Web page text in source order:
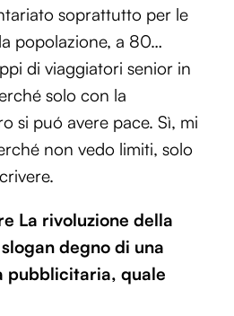
contenuti ed
dei social media e per
Condividiamo inoltre
cui utilizzi il nostro sito con i
di analisi dei dati web,
i quali potrebbero combinarle
hai fornito loro o che hanno
loro servizi.
soprattutto per le
popolazione, a 80…
di viaggiatori senior in
solo con la
si puó avere pace. Sì, mi
non vedo limiti, solo
La rivoluzione della
degno di una
pubblicitaria, quale